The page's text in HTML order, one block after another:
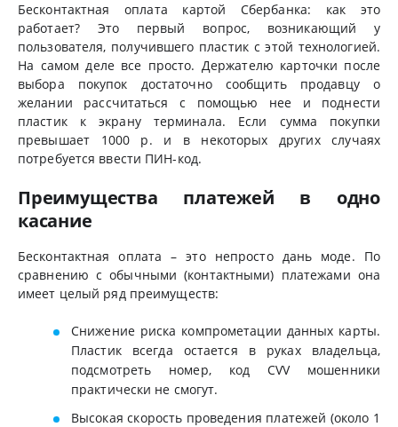
Бесконтактная оплата картой Сбербанка: как это
работает? Это первый вопрос, возникающий у
пользователя, получившего пластик с этой технологией.
На самом деле все просто. Держателю карточки после
выбора покупок достаточно сообщить продавцу о
желании рассчитаться с помощью нее и поднести
пластик к экрану терминала. Если сумма покупки
превышает 1000 р. и в некоторых других случаях
потребуется ввести ПИН-код.
Преимущества платежей в одно
касание
Бесконтактная оплата – это непросто дань моде. По
сравнению с обычными (контактными) платежами она
имеет целый ряд преимуществ:
Снижение риска компрометации данных карты.
Пластик всегда остается в руках владельца,
подсмотреть номер, код CVV мошенники
практически не смогут.
Высокая скорость проведения платежей (около 1